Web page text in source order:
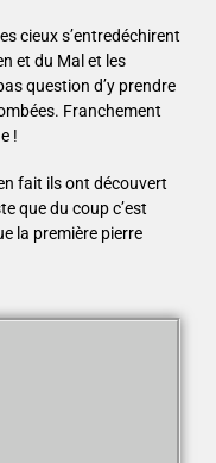
cieux s’entredéchirent
et du Mal et les
question d’y prendre
Franchement
!
fait ils ont découvert
que du coup c’est
la première pierre